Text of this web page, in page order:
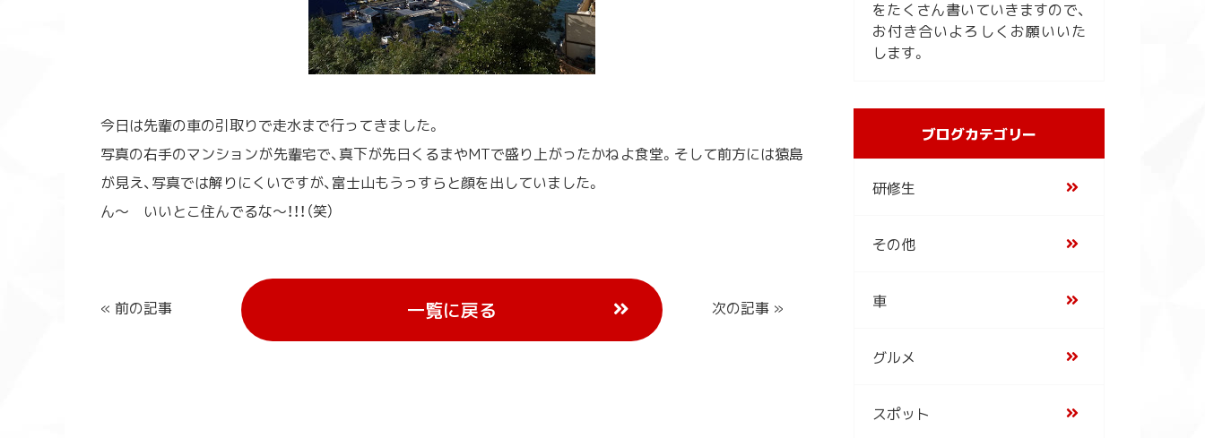
今日は先輩の車の引取りで走水まで行ってきました。
写真の右手のマンションが先輩宅で、真下が先日くるまやMTで盛り上がったかねよ食堂。そして前方には猿島
が見え、写真では解りにくいですが、富士山もうっすらと顔を出していました。
ん～ いいとこ住んでるな～！！！（笑）
« 前の記事 一覧に戻る 次の記事 »
をたくさん書いていきますので、
お付き合いよろしくお願いいた
します。
ブログカテゴリー
研修生
その他
車
グルメ
スポット